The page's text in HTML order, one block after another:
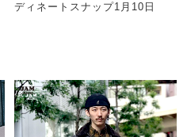
ディネートスナップ1月10日